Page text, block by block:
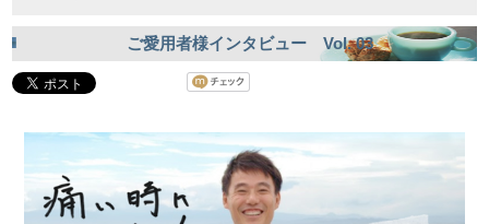
ご愛用者様インタビュー Vol. 03